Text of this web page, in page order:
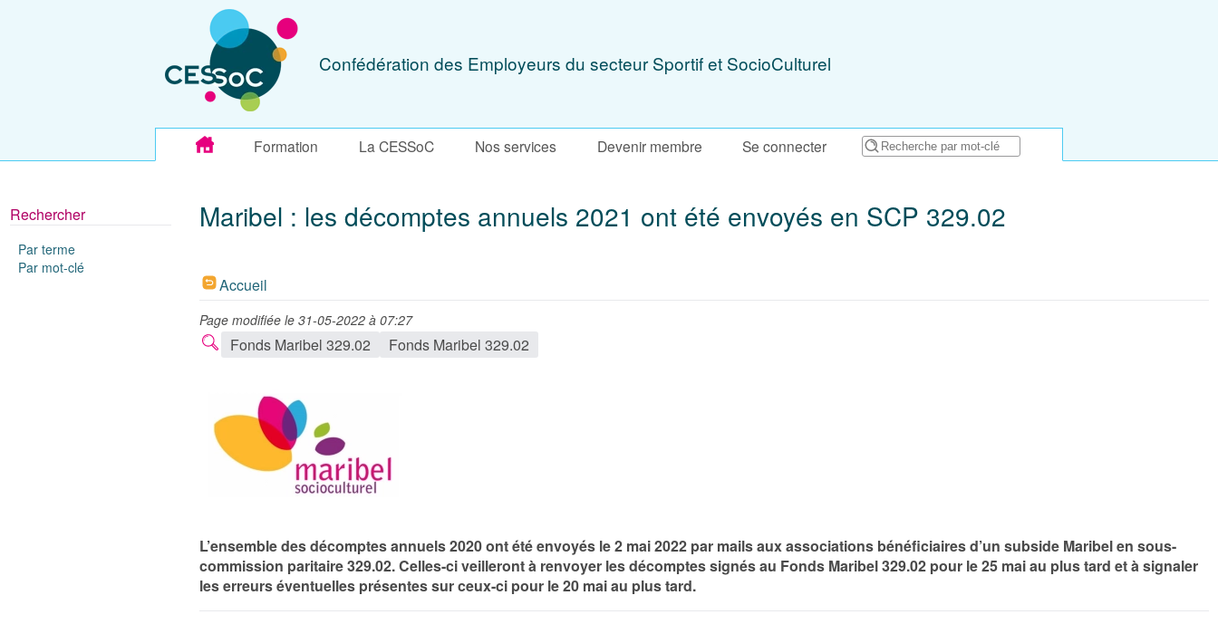
Confédération des Employeurs du secteur Sportif et SocioCulturel
Formation La CESSoC Nos services Devenir membre Se connecter
Rechercher
Par terme
Par mot-clé
Maribel : les décomptes annuels 2021 ont été envoyés en SCP 329.02
Accueil
Page modifiée le 31-05-2022 à 07:27
Fonds Maribel 329.02 Fonds Maribel 329.02
L’ensemble des décomptes annuels 2020 ont été envoyés le 2 mai 2022 par mails aux associations bénéficiaires d’un subside Maribel en sous-
commission paritaire 329.02. Celles-ci veilleront à renvoyer les décomptes signés au Fonds Maribel 329.02 pour le 25 mai au plus tard et à signaler
les erreurs éventuelles présentes sur ceux-ci pour le 20 mai au plus tard.